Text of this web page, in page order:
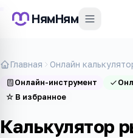
НямНям
Главная Онлайн
Онлайн-инструмент
☆ В избранное
Калькулятор